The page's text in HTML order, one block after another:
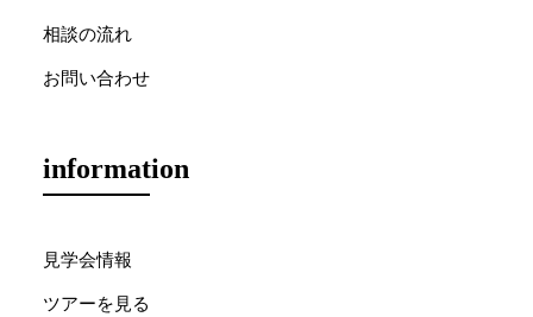
相談の流れ
お問い合わせ
information
見学会情報
ツアーを見る